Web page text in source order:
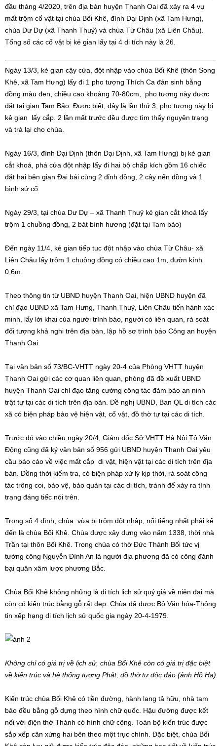
đầu tháng 4/2020, trên địa bàn huyện Thanh Oai đã xảy ra 4 vụ
mất trộm cổ vật tại chùa Bối Khê, đình Đại Định (xã Tam Hưng),
chùa Dư Dự (xã Thanh Thuỷ) và chùa Từ Châu (xã Liên Châu).
Tổng số các cổ vật bị kẻ gian lấy tại 4 di tích này là 26.
Ngày 13/3, kẻ gian cậy cửa, đột nhập vào chùa Bối Khê (thôn Song
Khê, xã Tam Hưng) lấy đi 1 pho tượng Thích Ca đản sinh bằng
đồng màu đen, chiều cao khoảng 70-80cm, pho tượng này được
đặt tại gian Tam Bảo. Được biết, đây là lần thứ 3, pho tượng này bị
kẻ gian lấy cắp. 2 lần mất trước đều được tìm thấy nguyên trạng
và trả lại cho chùa.
Ngày 16/3, đình Đại Định (thôn Đại Định, xã Tam Hưng) bị kẻ gian
cắt khoá, phá cửa đột nhập lấy đi hai bộ chấp kích gồm 16 chiếc
đặt hai bên gian Đại bái cùng 2 đỉnh đồng, 2 cây nến đồng và 1
bình sứ cổ.
Ngày 29/3, tại chùa Dư Dự – xã Thanh Thuỷ kẻ gian cắt khoá lấy
trộm 1 chuồng đồng, 2 bát bình hương (đặt tại Tam bảo)
Đến ngày 11/4, kẻ gian tiếp tục đột nhập vào chùa Từ Châu- xã
Liên Châu lấy trộm 1 chuông đồng có chiều cao 1m, đườn kính
0,6m.
Theo thông tin từ UBND huyện Thanh Oai, hiện UBND huyện đã
chỉ đạo UBND xã Tam Hưng, Thanh Thuỷ, Liên Châu tiến hành xác
minh, lấy lời khai của người trình báo, người có liên quan, rà soát
đối tượng khả nghi trên địa bàn, lập hồ sơ trình báo Công an huyện
Thanh Oai.
Tại văn bản số 73/BC-VHTT ngày 20-4 của Phòng VHTT huyện
Thanh Oai gửi các cơ quan liên quan, phòng đã đề xuất UBND
huyện Thanh Oai chỉ đạo tăng cường công tác đảm bảo an ninh
trật tự tại các di tích trên địa bàn. Đề nghị UBND, Ban QL di tích các
xã có biện pháp bảo vệ hiện vật, cổ vật, đồ thờ tự tại các di tích.
Trước đó vào chiều ngày 20/4, Giám đốc Sở VHTT Hà Nội Tô Văn
Động cũng đã ký văn bản số 956 gửi UBND huyện Thanh Oai yêu
cầu báo cáo về việc mất cắp di vật, hiện vật tại các di tích trên địa
bàn. Đồng thời kiểm tra, có biện pháp xử lý kịp thời, rà soát công
tác trông coi, bảo vệ, bảo quản tại các di tích, tránh để xảy ra tình
trạng đáng tiếc nói trên.
Trong số 4 đình, chùa vừa bị trộm đột nhập, nổi tiếng nhất phải kể
đến là chùa Bối Khê. Chùa được xây dựng vào năm 1338, thời nhà
Trần tại thôn Bối Khê. Trong chùa có thờ Đức Thánh Bối tức vị
tướng công Nguyễn Đình An là người địa phương đã có công đánh
bại quân xâm lược phương Bắc.
Chùa Bối Khê không những là di tích lịch sử quý giá về niên đại mà
còn có kiến trúc bằng gỗ rất đẹp. Chùa đã được Bộ Văn hóa-Thông
tin xếp hạng di tích lịch sử quốc gia ngày 20-4-1979.
Không chỉ có giá trị về lịch sử, chùa Bối Khê còn có giá trị đặc biệt
về kiến trúc và hệ thống tượng Phật, đồ thờ tự độc đáo (ảnh Hồ Hạ)
Kiến trúc chùa Bối Khê có tiền đường, hành lang tả hữu, nhà tam
bảo đều bằng gỗ dựng theo hình chữ quốc. Hậu đường được kết
nối với điện thờ Thánh có hình chữ công. Toàn bộ kiến trúc được
sắp xếp cân xứng hai bên theo một trục chính. Đặc biệt, chùa Bối